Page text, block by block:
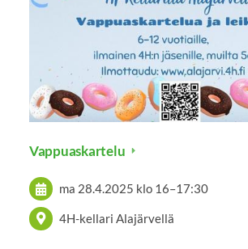
Vappuaskartelu
ma 28.4.2025 klo 16–17:30
4H-kellari Alajärvellä